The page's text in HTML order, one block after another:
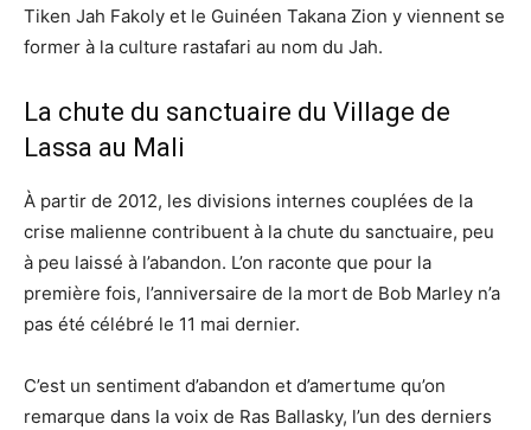
Tiken Jah Fakoly et le Guinéen Takana Zion y viennent se
former à la culture rastafari au nom du Jah.
La chute du sanctuaire du Village de
Lassa au Mali
À partir de 2012, les divisions internes couplées de la
crise malienne contribuent à la chute du sanctuaire, peu
à peu laissé à l’abandon. L’on raconte que pour la
première fois, l’anniversaire de la mort de Bob Marley n’a
pas été célébré le 11 mai dernier.
C’est un sentiment d’abandon et d’amertume qu’on
remarque dans la voix de Ras Ballasky, l’un des derniers